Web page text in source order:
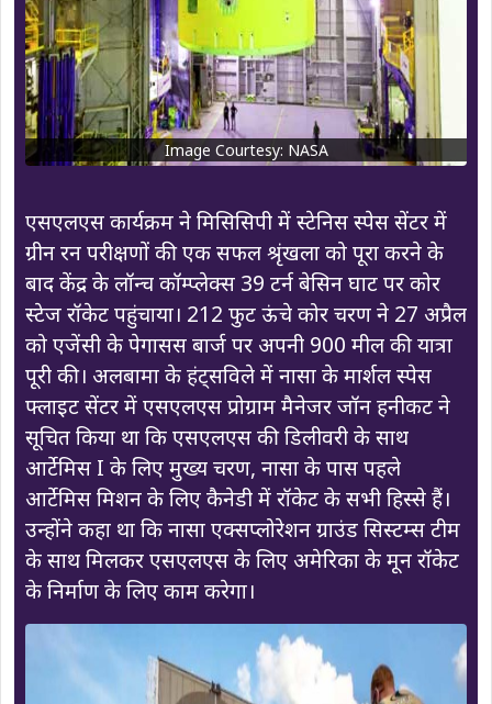
Image Courtesy: NASA
एसएलएस कार्यक्रम ने मिसिसिपी में स्टेनिस स्पेस सेंटर में
ग्रीन रन परीक्षणों की एक सफल श्रृंखला को पूरा करने के
बाद केंद्र के लॉन्च कॉम्प्लेक्स 39 टर्न बेसिन घाट पर कोर
स्टेज रॉकेट पहुंचाया। 212 फुट ऊंचे कोर चरण ने 27 अप्रैल
को एजेंसी के पेगासस बार्ज पर अपनी 900 मील की यात्रा
पूरी की। अलबामा के हंट्सविले में नासा के मार्शल स्पेस
फ्लाइट सेंटर में एसएलएस प्रोग्राम मैनेजर जॉन हनीकट ने
सूचित किया था कि एसएलएस की डिलीवरी के साथ
आर्टेमिस I के लिए मुख्य चरण, नासा के पास पहले
आर्टेमिस मिशन के लिए कैनेडी में रॉकेट के सभी हिस्से हैं।
उन्होंने कहा था कि नासा एक्सप्लोरेशन ग्राउंड सिस्टम्स टीम
के साथ मिलकर एसएलएस के लिए अमेरिका के मून रॉकेट
के निर्माण के लिए काम करेगा।